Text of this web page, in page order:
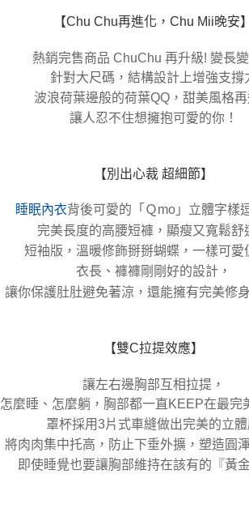
【Chu Chu再進化，Chu Mii晚安】
熱銷完售商品 ChuChu 再升級! 變長
針對大尺碼，結構設計上增強支撐
波浪荷葉邊般的荷葉QQ，甜美風格
讓人忍不住想擁抱可愛的你！
【別出心裁 超細節】
睡眠內衣背後可愛的「Ｑmo」立體字樣
完美長度的高腰短褲，顯瘦又寬鬆舒
短袖版 ，溫暖修飾掰掰蝴蝶，一樣可愛
衣長、褲褲剛剛好的設計，
讓你保護肚肚避免著涼，還能擁有完美修
【雙C拉提效應】
讓左右邊胸部互相拉提，
怎麼睡、怎麼躺，胸部都一直KEEP在最完
罩杯採用3片式車縫做出完美的立
將肉肉集中托高，防止下垂外擴，塑造圓
即使睡覺也要讓胸部維持在該有的『黃金